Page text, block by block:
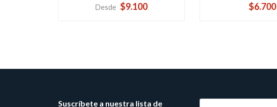
Desde $9.100 $6.700
Suscríbete a nuestra lista de